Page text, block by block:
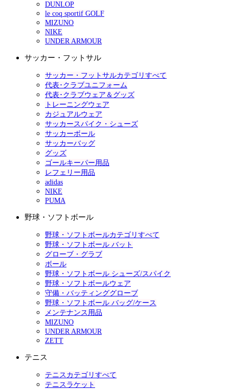
DUNLOP
le coq sportif GOLF
MIZUNO
NIKE
UNDER ARMOUR
サッカー・フットサル
サッカー・フットサルカテゴリすべて
代表･クラブユニフォーム
代表･クラブウェア＆グッズ
トレーニングウェア
カジュアルウェア
サッカースパイク・シューズ
サッカーボール
サッカーバッグ
グッズ
ゴールキーパー用品
レフェリー用品
adidas
NIKE
PUMA
野球・ソフトボール
野球・ソフトボールカテゴリすべて
野球・ソフトボール バット
グローブ・グラブ
ボール
野球・ソフトボール シューズ/スパイク
野球・ソフトボールウェア
守備・バッティンググローブ
野球・ソフトボール バッグ/ケース
メンテナンス用品
MIZUNO
UNDER ARMOUR
ZETT
テニス
テニスカテゴリすべて
テニスラケット